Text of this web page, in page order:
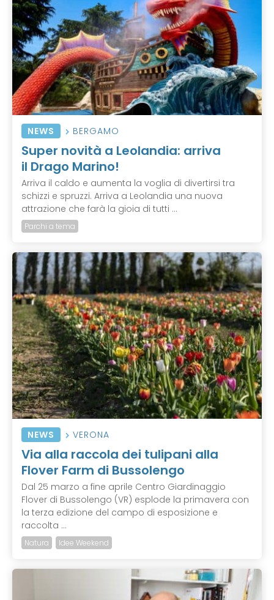
NEWS BERGAMO
Super novità a Leolandia: arriva
il Drago Marino!
Arriva il caldo e aumenta la voglia di divertirsi tra
schizzi e spruzzi. Arriva a Leolandia una nuova
attrazione che farà la gioia di tutti ...
Parchi a tema
NEWS VERONA
Via alla raccola dei tulipani alla
Flover Farm di Bussolengo
Dal 25 marzo a fine aprile Centro Giardinaggio
Flover di Bussolengo (VR) esplode la primavera con
la terza edizione del campo di esposizione e
raccolta ...
Natura Idee Weekend